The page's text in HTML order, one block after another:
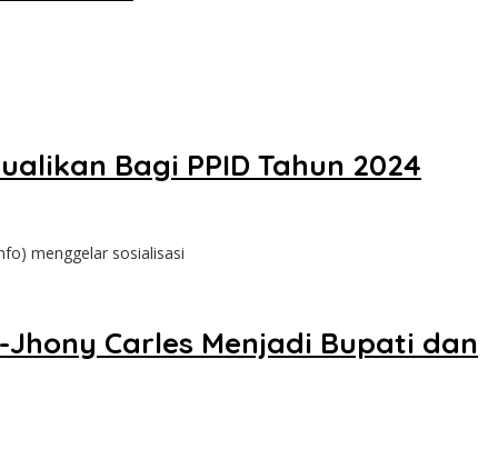
Bagi PPID Tahun 2024
menggelar sosialisasi
Carles Menjadi Bupati dan